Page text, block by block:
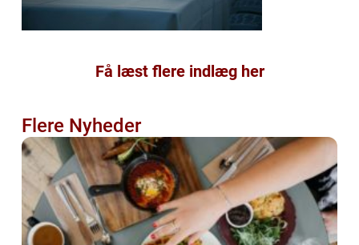
Få læst flere indlæg her
Flere Nyheder